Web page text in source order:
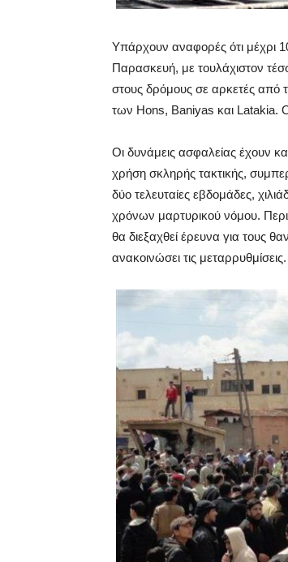
Υπάρχουν αναφορές ότι μέχρι
Παρασκευή, με τουλάχιστον
στους δρόμους σε αρκετές από
των Hons, Baniyas και
Οι δυνάμεις ασφαλείας έχουν
χρήση σκληρής τακτικής,
δύο τελευταίες εβδομάδες,
χρόνων μαρτυρικού νόμου.
θα διεξαχθεί έρευνα για τους
ανακοινώσει τις μεταρρυθμίσεις.